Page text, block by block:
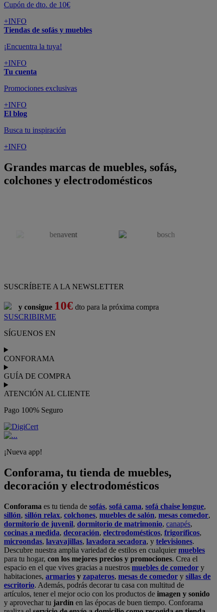
Cupón de dto. de 10€
+INFO
Tiendas de sofás y muebles
¡Encuentra la tuya!
+INFO
Tu cuenta
Promociones exclusivas
+INFO
El blog
Busca tu inspiración
+INFO
Grandes marcas de muebles, sofás,
colchones y electrodomésticos
SUSCRÍBETE A LA NEWSLETTER
y consigue 10€ dto para la próxima compra
SUSCRIBIRME
SÍGUENOS EN
CONFORAMA
GUÍA DE COMPRA
ATENCIÓN AL CLIENTE
Pago 100% Seguro
¡Nueva app!
Conforama, tu tienda de muebles,
decoración y electrodomésticos
Conforama es tu tienda de sofás, sofá cama, sofá chaise longue,
sillón, sillón relax, colchones, muebles de salón, mesas comedor,
dormitorio de juvenil, dormitorio de matrimonio, canapés,
cocinas a medida, decoración, electrodomésticos, frigoríficos,
microondas, lavavajillas, lavadora secadora, y televisiones.
Descubre nuestra amplia variedad de estilos en cualquiermuebles
para tu hogar, con los mejores precios y promociones. Crea el
espacio en el que vives gracias a nuestros muebles de comedor y
habitaciones, armarios y zapateros, mesas de comedor y sillas de
escritorio. Además, podrás decorar tu casa con multitud de
artículos, tener el mejor ocio con los productos de imagen y sonido
y aprovechar tu jardín en las épocas de buen tiempo. Conforama